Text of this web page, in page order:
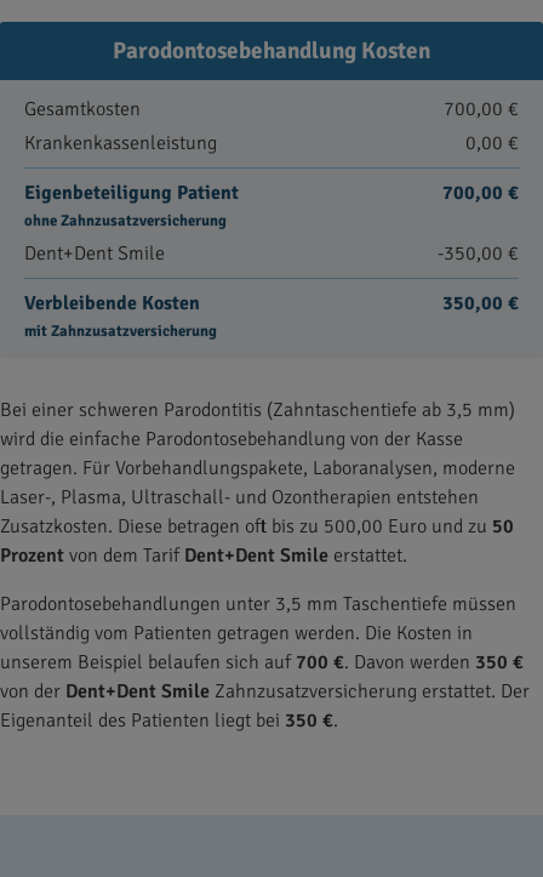
Parodontosebehandlung Kosten
Gesamtkosten
700,00 €
Krankenkassenleistung
0,00 €
Eigenbeteiligung Patient
ohne Zahnzusatzversicherung
700,00 €
Dent+Dent Smile -350,00 €
Verbleibende Kosten
mit Zahnzusatzversicherung
350,00 €
Bei einer schweren Parodontitis (Zahntaschentiefe ab 3,5 mm)
wird die einfache Parodontosebehandlung von der Kasse
getragen. Für Vorbehandlungspakete, Laboranalysen, moderne
Laser-, Plasma, Ultraschall- und Ozontherapien entstehen
Zusatzkosten. Diese betragen oft bis zu 500,00 Euro und zu 50
Prozent von dem Tarif Dent+Dent Smile erstattet.
Parodontosebehandlungen unter 3,5 mm Taschentiefe müssen
vollständig vom Patienten getragen werden. Die Kosten in
unserem Beispiel belaufen sich auf 700 €. Davon werden 350 €
von der Dent+Dent Smile Zahnzusatzversicherung erstattet. Der
Eigenanteil des Patienten liegt bei 350 €.